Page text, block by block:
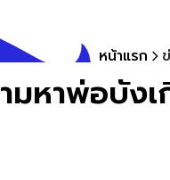
หน้าแรก
มหาพ่อบัง